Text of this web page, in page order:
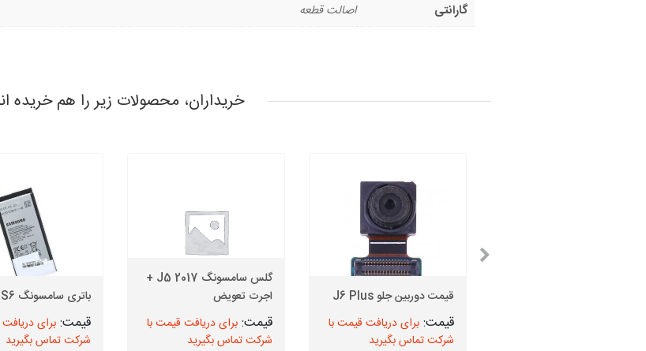
گارانتی
اصالت قطعه
خریداران، محصولات زیر را هم خریده
قیمت دوربین جلو J6 Plus
برای دریافت قیمت با
شرکت تماس بگیرید
گلس سامسونگ J5 2017 +
اجرت تعویض
برای دریافت قیمت با
شرکت تماس بگیرید
باتری سامسونگ S6
برای
شرکت تماس بگیرید